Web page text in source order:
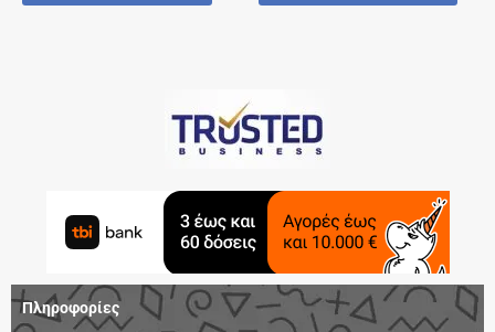
Πληροφορίες